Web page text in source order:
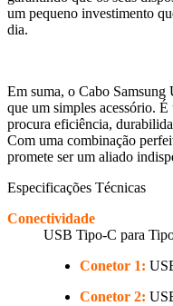
um pequeno investimento
dia.
Em suma, o Cabo
que um simples acessório.
procura eficiência,
Com uma combinação
promete ser um aliado
Especificações Técnicas
Conectividade
USB Tipo-C para
Conetor 1:
Conetor 2: